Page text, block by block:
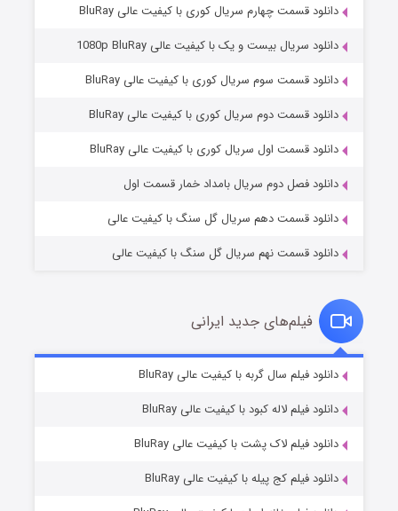
وستی ها
قسمت۱ (زیرنویس) منتشر شد
قسمت۶ (زیرنویس) منتشر شد
دانلود قسمت چهارم سریال کوری با کیفیت عالی BluRay
دانلود سریال بیست و یک با کیفیت عالی 1080p BluRay
دانلود قسمت سوم سریال کوری با کیفیت عالی BluRay
دانلود قسمت دوم سریال کوری با کیفیت عالی BluRay
دانلود قسمت اول سریال کوری با کیفیت عالی BluRay
دانلود فصل دوم سریال بامداد خمار قسمت اول
دانلود قسمت دهم سریال گل سنگ با کیفیت عالی
دانلود قسمت نهم سریال گل سنگ با کیفیت عالی
فیلم‌های جدید ایرانی
دانلود فیلم سال گربه با کیفیت عالی BluRay
دانلود فیلم لاله کبود با کیفیت عالی BluRay
دانلود فیلم لاک پشت با کیفیت عالی BluRay
دانلود فیلم کج‌ پیله با کیفیت عالی BluRay